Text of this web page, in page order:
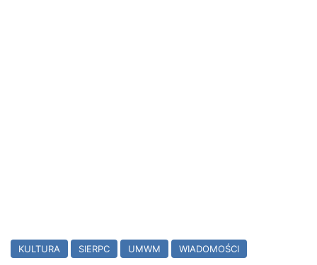
KULTURA SIERPC UMWM WIADOMOŚCI